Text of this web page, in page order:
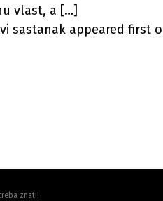
vlast, a […]
sastanak appeared first
znati!